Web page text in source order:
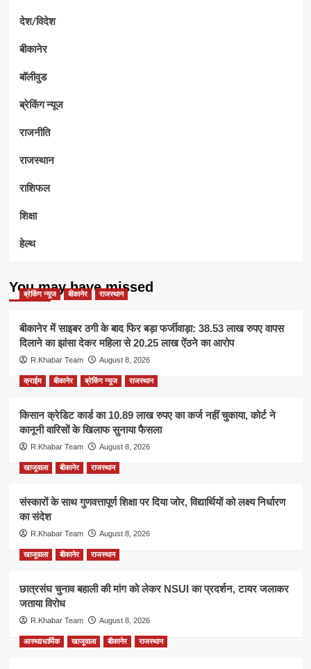
देश/विदेश
बीकानेर
बॉलीवुड
ब्रेकिंग न्यूज
राजनीति
राजस्थान
राशिफल
शिक्षा
हेल्थ
You may have missed
ब्रेकिंग न्यूज बीकानेर राजस्थान
बीकानेर में साइबर ठगी के बाद फिर बड़ा फर्जीवाड़ा: 38.53 लाख रुपए वापस
दिलाने का झांसा देकर महिला से 20.25 लाख ऐंठने का आरोप
R.Khabar Team August 8, 2026
क्राईम बीकानेर ब्रेकिंग न्यूज राजस्थान
किसान क्रेडिट कार्ड का 10.89 लाख रुपए का कर्ज नहीं चुकाया, कोर्ट ने
कानूनी वारिसों के खिलाफ सुनाया फैसला
R.Khabar Team August 8, 2026
खाजूवाला बीकानेर राजस्थान
संस्कारों के साथ गुणवत्तापूर्ण शिक्षा पर दिया जोर, विद्यार्थियों को लक्ष्य निर्धारण
का संदेश
R.Khabar Team August 8, 2026
खाजूवाला बीकानेर राजस्थान
छात्रसंघ चुनाव बहाली की मांग को लेकर NSUI का प्रदर्शन, टायर जलाकर
जताया विरोध
R.Khabar Team August 8, 2026
आस्था/धार्मिक खाजूवाला बीकानेर राजस्थान